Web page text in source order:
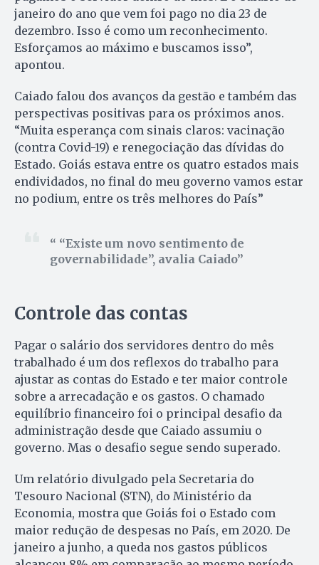
janeiro do ano que vem foi pago no dia 23 de
dezembro. Isso é como um reconhecimento.
Esforçamos ao máximo e buscamos isso”,
apontou.
Caiado falou dos avanços da gestão e também das
perspectivas positivas para os próximos anos.
“Muita esperança com sinais claros: vacinação
(contra Covid-19) e renegociação das dívidas do
Estado. Goiás estava entre os quatro estados mais
endividados, no final do meu governo vamos estar
no podium, entre os três melhores do País”
“Existe um novo sentimento de
governabilidade”, avalia Caiado
Controle das contas
Pagar o salário dos servidores dentro do mês
trabalhado é um dos reflexos do trabalho para
ajustar as contas do Estado e ter maior controle
sobre a arrecadação e os gastos. O chamado
equilíbrio financeiro foi o principal desafio da
administração desde que Caiado assumiu o
governo. Mas o desafio segue sendo superado.
Um relatório divulgado pela Secretaria do
Tesouro Nacional (STN), do Ministério da
Economia, mostra que Goiás foi o Estado com
maior redução de despesas no País, em 2020. De
janeiro a junho, a queda nos gastos públicos